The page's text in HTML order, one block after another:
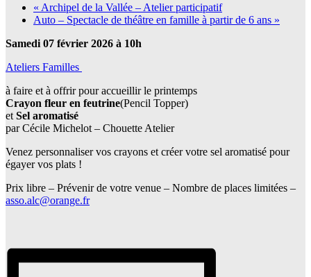
« Archipel de la Vallée – Atelier participatif
Auto – Spectacle de théâtre en famille à partir de 6 ans »
Samedi 07 février 2026 à 10h
Ateliers Familles
à faire et à offrir pour accueillir le printemps
Crayon fleur en feutrine(Pencil Topper)
et Sel aromatisé
par Cécile Michelot – Chouette Atelier
Venez personnaliser vos crayons et créer votre sel aromatisé pour
égayer vos plats !
Prix libre – Prévenir de votre venue – Nombre de places limitées –
asso.alc@orange.fr